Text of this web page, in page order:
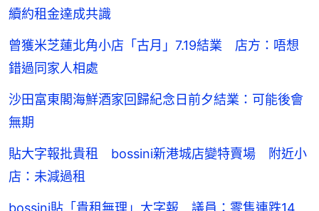
續約租金達成共識
曾獲米芝蓮北角小店「古月」7.19結業 店方：唔想
錯過同家人相處
沙田富東閣海鮮酒家回歸紀念日前夕結業：可能後會
無期
貼大字報批貴租 bossini新港城店變特賣場 附近小
店：未減過租